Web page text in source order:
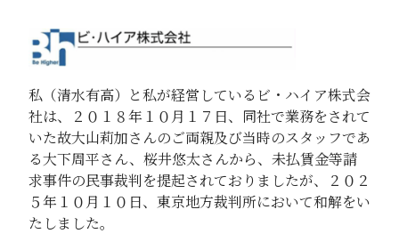
私（清水有高）と私が経営しているビ・ハイア株式会
社は、２０１８年１０月１７日、同社で業務をされて
いた故大山莉加さんのご両親及び当時のスタッフであ
る大下周平さん、桜井悠太さんから、未払賃金等請
求事件の民事裁判を提起されておりましたが、２０２
５年１０月１０日、東京地方裁判所において和解をい
たしました。